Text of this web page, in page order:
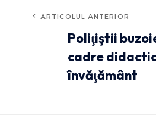
ARTICOLUL ANTERIOR
Poliţiştii
cadre
învăţământ